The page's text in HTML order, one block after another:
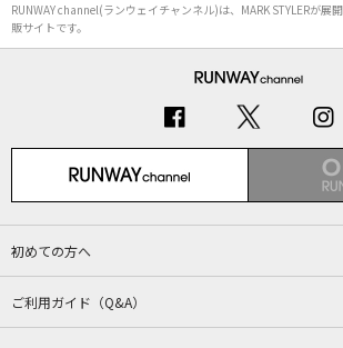
RUNWAY channel(ランウェイチャンネル)は、MARK STYLERが展
販サイトです。
初めての方へ
ご利用ガイド（Q&A）